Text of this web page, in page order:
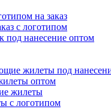
на заказ
с логотипом
под нанесение оптом
жилеты под
оптом
жилеты
с логотипом